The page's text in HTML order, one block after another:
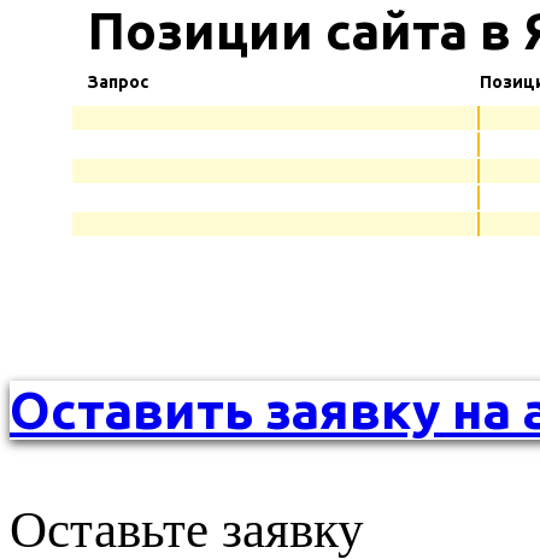
Позиции сайта в
Запрос
Оставить заявку на
Оставьте заявку